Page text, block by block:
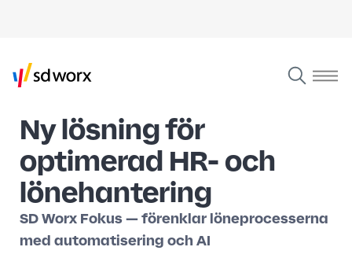
Ny lösning för
optimerad HR- och
lönehantering
SD Worx Fokus — förenklar löneprocesserna
med automatisering och AI